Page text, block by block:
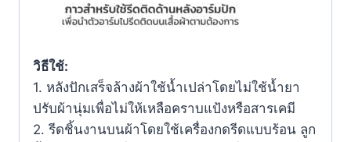
วิธีใช้:
1. หลังปักเสร็จล้างผ้าใช้น้ำเปล่าโดยไม่ใช้น้ำยา
ปรับผ้านุ่มเพื่อไม่ให้เหลือคราบแป้งหรือสารเคมี
2. รีดชิ้นงานบนผ้าโดยใช้เครื่องกดรีดแบบร้อน ลูก